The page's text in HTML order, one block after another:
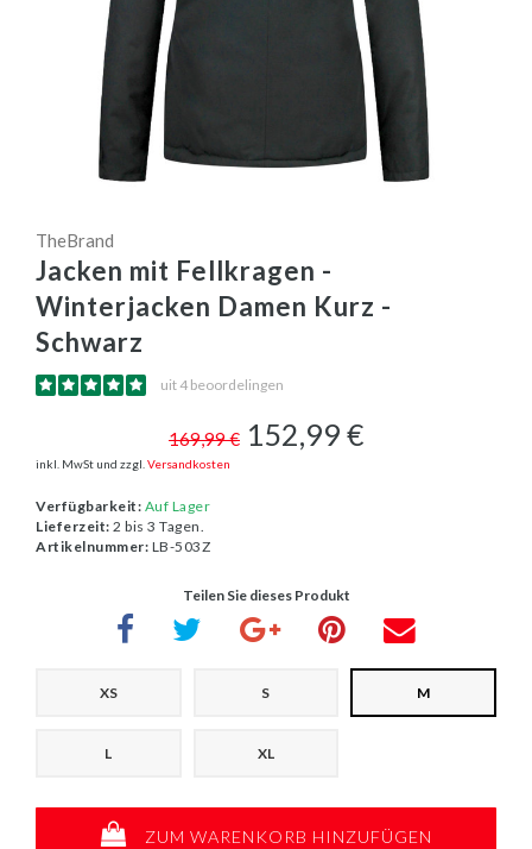
TheBrand
Jacken mit Fellkragen -
Winterjacken Damen Kurz -
Schwarz
uit 4 beoordelingen
169,99 € 152,99 €
inkl. MwSt und zzgl. Versandkosten
Verfügbarkeit: Auf Lager
Lieferzeit: 2 bis 3 Tagen.
Artikelnummer: LB-503Z
Teilen Sie dieses Produkt
XS S M
L XL
ZUM WARENKORB HINZUFÜGEN